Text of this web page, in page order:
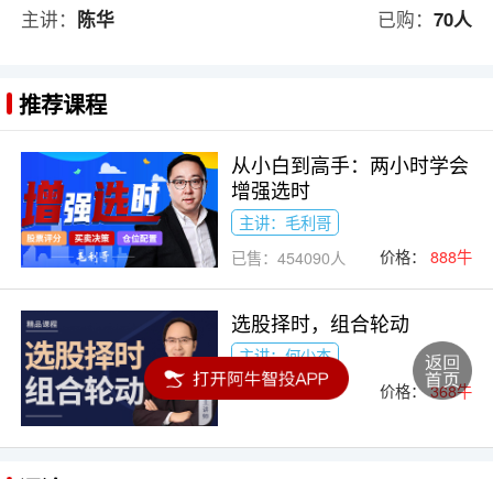
主讲： 陈华 已购： 70人
推荐课程
从小白到高手：两小时学会
增强选时
主讲：毛利哥
已售：454090人
价格： 888牛
选股择时，组合轮动
主讲：何少杰
已售：224人
价格： 368牛